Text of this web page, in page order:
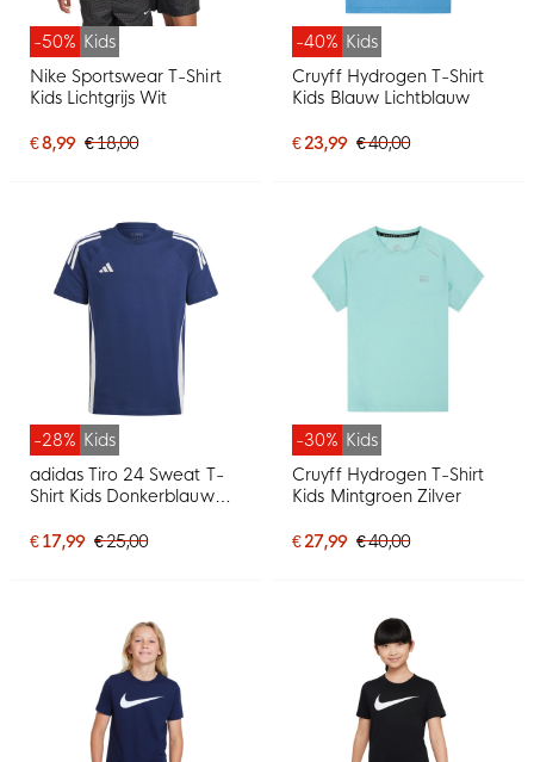
-50% Kids
Nike Sportswear T-Shirt
Kids Lichtgrijs Wit
€ 8,99 € 18,00
-40% Kids
Cruyff Hydrogen T-Shirt
Kids Blauw Lichtblauw
€ 23,99 € 40,00
-28% Kids
adidas Tiro 24 Sweat T-
Shirt Kids Donkerblauw
€ 17,99 € 25,00
-30% Kids
Cruyff Hydrogen T-Shirt
Kids Mintgroen Zilver
€ 27,99 € 40,00